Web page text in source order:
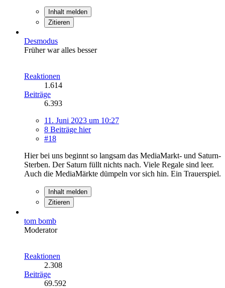
Inhalt melden
Zitieren
Desmodus
Früher war alles besser
Reaktionen
1.614
Beiträge
6.393
11. Juni 2023 um 10:27
8 Beiträge hier
#18
Hier bei uns beginnt so langsam das MediaMarkt- und Saturn-
Sterben. Der Saturn füllt nichts nach. Viele Regale sind leer.
Auch die MediaMärkte dümpeln vor sich hin. Ein Trauerspiel.
Inhalt melden
Zitieren
tom bomb
Moderator
Reaktionen
2.308
Beiträge
69.592